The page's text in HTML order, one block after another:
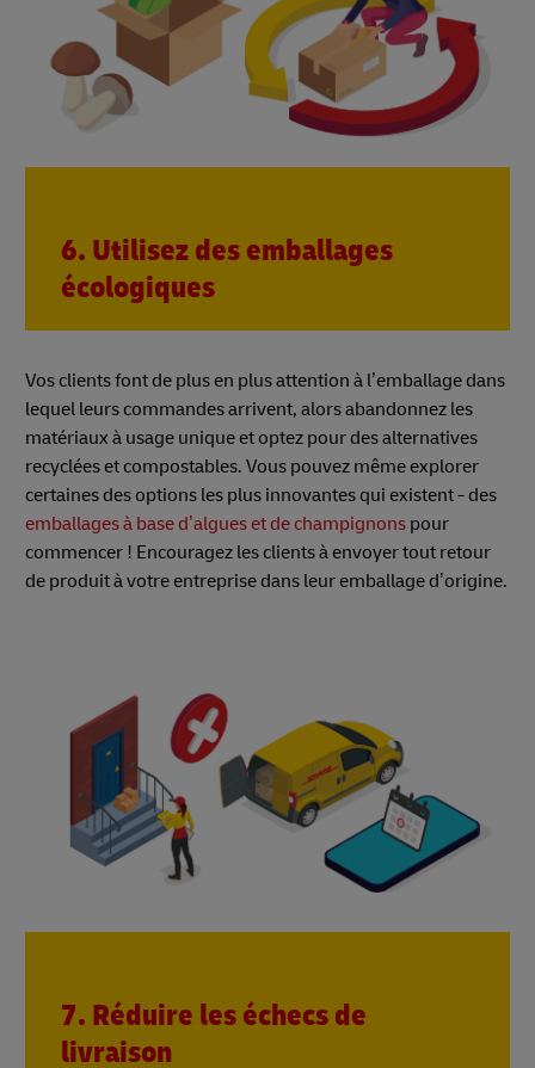
6. Utilisez des emballages
écologiques
Vos clients font de plus en plus attention à l’emballage dans
lequel leurs commandes arrivent, alors abandonnez les
matériaux à usage unique et optez pour des alternatives
recyclées et compostables. Vous pouvez même explorer
certaines des options les plus innovantes qui existent - des
emballages à base d’algues et de champignons pour
commencer ! Encouragez les clients à envoyer tout retour
de produit à votre entreprise dans leur emballage d’origine.
7. Réduire les échecs de
livraison